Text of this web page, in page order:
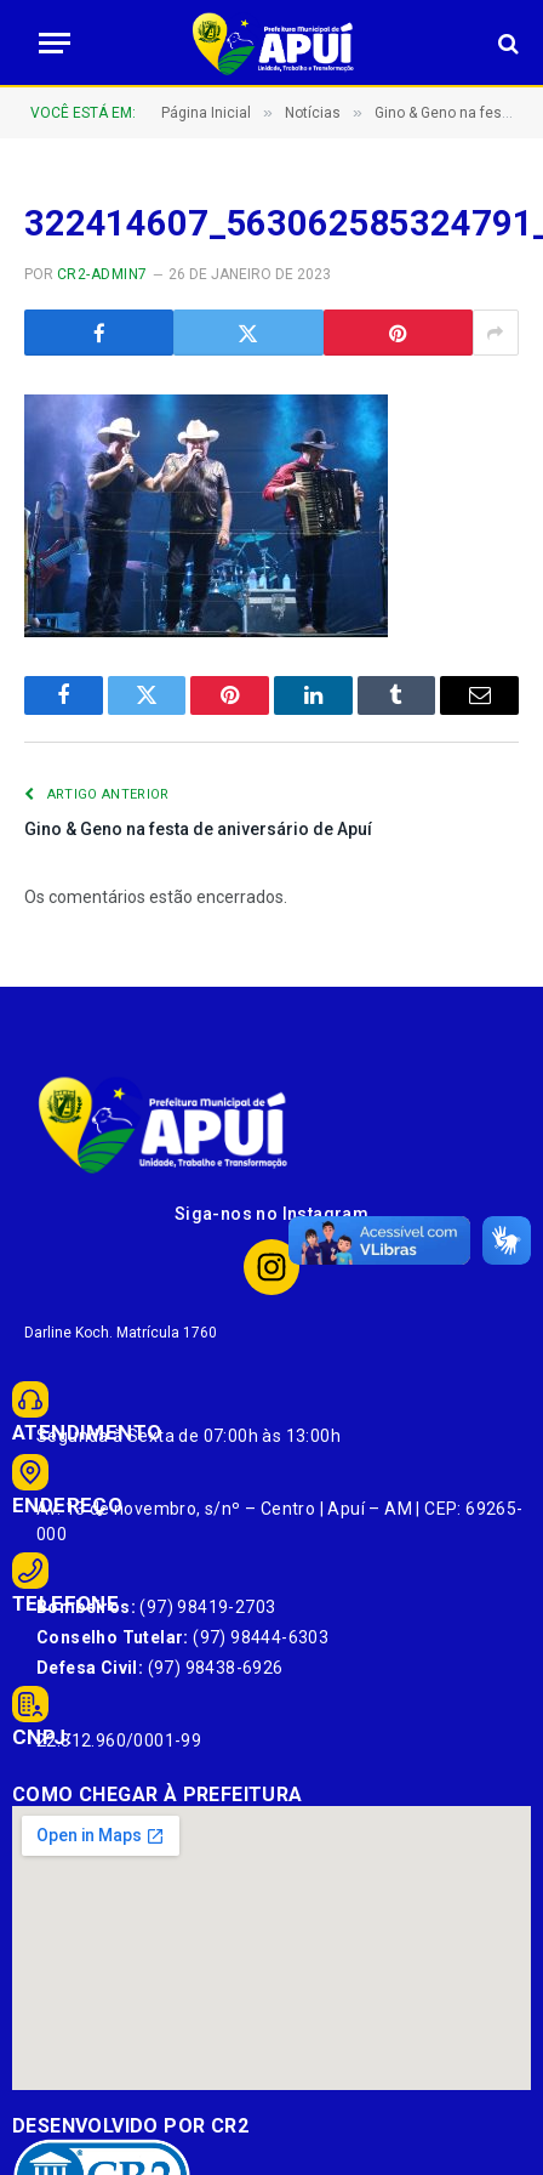
VOCÊ ESTÁ EM: Página Inicial » Notícias » Gino & Geno na festa de aniversário de Apuí
POR CR2-ADMIN7 26 DE JANEIRO DE 2023
FacebookTwitter Pinterest LinkedInTumblr
E-
ARTIGO ANTERIOR
Gino & Geno na festa de aniversário de Apuí
Os comentários estão encerrados.
Siga-nos no Instagram
Darline Koch. Matrícula 1760
ATENDIMENTO
Segunda à Sexta de 07:00h às 13:00h
ENDEREÇO
Av. 13 de novembro, s/nº – Centro | Apuí – AM | CEP: 69265-
000
TELEFONE
Bombeiros: (97) 98419-2703
Conselho Tutelar: (97) 98444-6303
Defesa Civil: (97) 98438-6926
CNPJ:
22.812.960/0001-99
COMO CHEGAR À PREFEITURA
DESENVOLVIDO POR CR2